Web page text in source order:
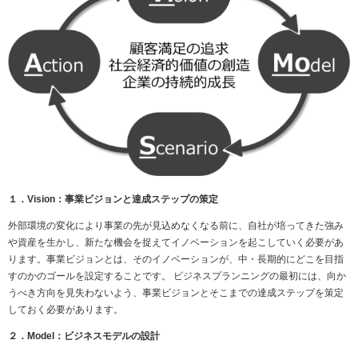
１． Vision ：事業ビジョンと達成ステップの策定
外部環境の変化により事業の先が見込めなくなる前に、自社が培ってきた強み
や資産を生かし、新たな機会を捉えてイノベーションを起こしていく必要があ
ります。事業ビジョンとは、そのイノベーションが、中・長期的にどこを目指
すのかのゴールを設定することです。 ビジネスプランニングの最初には、向か
うべき方向を見失わないよう、事業ビジョンとそこまでの達成ステップを策定
しておく必要があります。
２． Model ：ビジネスモデルの設計